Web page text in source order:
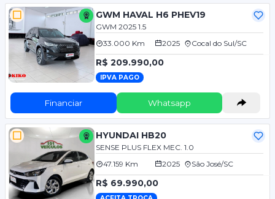
GWM HAVAL H6 PHEV19
GWM 2025 1.5
33.000 Km
2025 Cocal do Sul/SC
R$ 209.990,00
IPVA PAGO
Financiar Whatsapp
HYUNDAI HB20
SENSE PLUS FLEX MEC. 1.0
47.159 Km
2025 São José/SC
R$ 69.990,00